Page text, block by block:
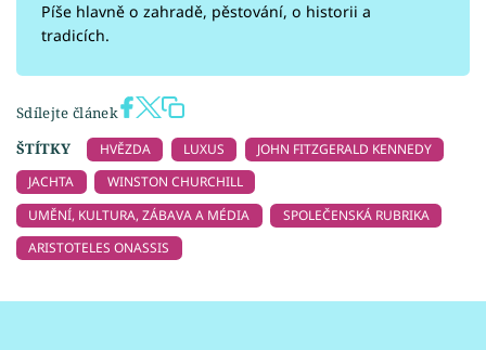
Píše hlavně o zahradě, pěstování, o historii a
tradicích.
Sdílejte článek
ŠTÍTKY
HVĚZDA LUXUS
JOHN FITZGERALD KENNEDY
JACHTA
WINSTON CHURCHILL
UMĚNÍ, KULTURA, ZÁBAVA A MÉDIA
SPOLEČENSKÁ RUBRIKA
ARISTOTELES ONASSIS